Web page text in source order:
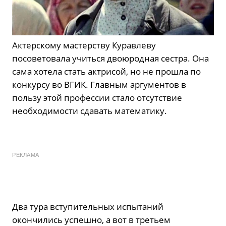
Актерскому мастерству Куравлеву
посоветовала учиться двоюродная сестра. Она
сама хотела стать актрисой, но не прошла по
конкурсу во ВГИК. Главным аргументов в
пользу этой профессии стало отсутствие
необходимости сдавать математику.
РЕКЛАМА
Два тура вступительных испытаний
окончились успешно, а вот в третьем